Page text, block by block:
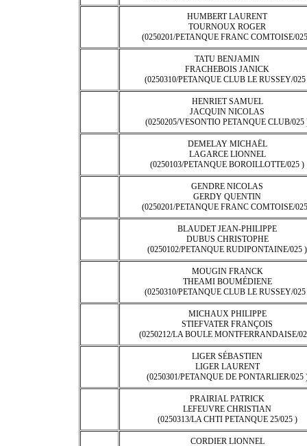
HUMBERT LAURENT
TOURNOUX ROGER
(0250201/PETANQUE FRANC COMTOISE/
TATU BENJAMIN
FRACHEBOIS JANICK
(0250310/PETANQUE CLUB LE RUSSEY/025
HENRIET SAMUEL
JACQUIN NICOLAS
(0250205/VESONTIO PETANQUE CLUB/025
DEMELAY MICHAËL
LAGARCE LIONNEL
(0250103/PETANQUE BOROILLOTTE/025 )
GENDRE NICOLAS
GERDY QUENTIN
(0250201/PETANQUE FRANC COMTOISE/
BLAUDET JEAN-PHILIPPE
DUBUS CHRISTOPHE
(0250102/PETANQUE RUDIPONTAINE/025 )
MOUGIN FRANCK
THEAMI BOUMÉDIENE
(0250310/PETANQUE CLUB LE RUSSEY/025
MICHAUX PHILIPPE
STIEFVATER FRANÇOIS
(0250212/LA BOULE MONTFERRANDAISE/
LIGER SÉBASTIEN
LIGER LAURENT
(0250301/PETANQUE DE PONTARLIER/025
PRAIRIAL PATRICK
LEFEUVRE CHRISTIAN
(0250313/LA CHTI PETANQUE 25/025 )
CORDIER LIONNEL